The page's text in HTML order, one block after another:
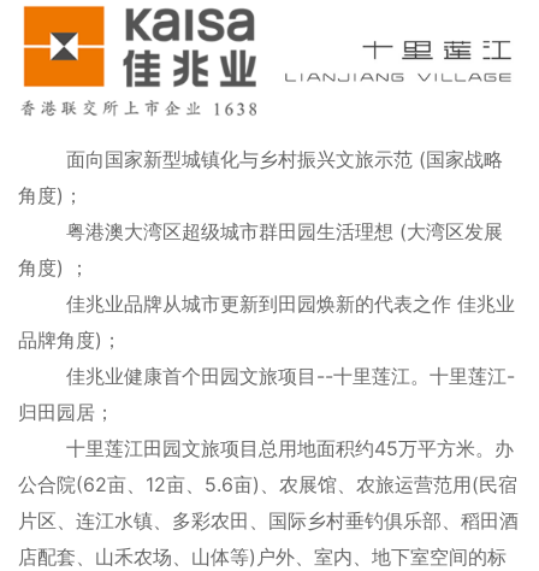
面向国家新型城镇化与乡村振兴文旅示范 (国家战略
角度)；
粤港澳大湾区超级城市群田园生活理想 (大湾区发展
角度) ；
佳兆业品牌从城市更新到田园焕新的代表之作 佳兆业
品牌角度)；
佳兆业健康首个田园文旅项目--十里莲江。十里莲江-
归田园居；
十里莲江田园文旅项目总用地面积约45万平方米。办
公合院(62亩、12亩、5.6亩)、农展馆、农旅运营范用(民宿
片区、连江水镇、多彩农田、国际乡村垂钓俱乐部、稻田酒
店配套、山禾农场、山体等)户外、室内、地下室空间的标